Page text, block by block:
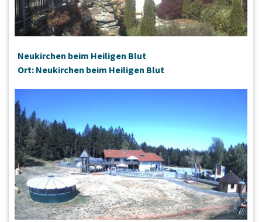
Neukirchen beim Heiligen Blut
Ort: Neukirchen beim Heiligen Blut